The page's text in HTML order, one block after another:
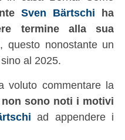
Sven Bärtschi
ha
termine alla sua
nonostante un
al 2025.
voluto commentare la
non sono noti i motivi
ad appendere i